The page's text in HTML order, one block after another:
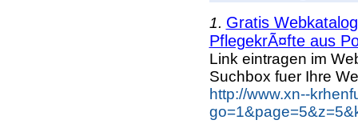
1. Gratis
PflegekrÃ¤fte aus
Link eintragen im
Suchbox fuer Ihre
http://www.xn--